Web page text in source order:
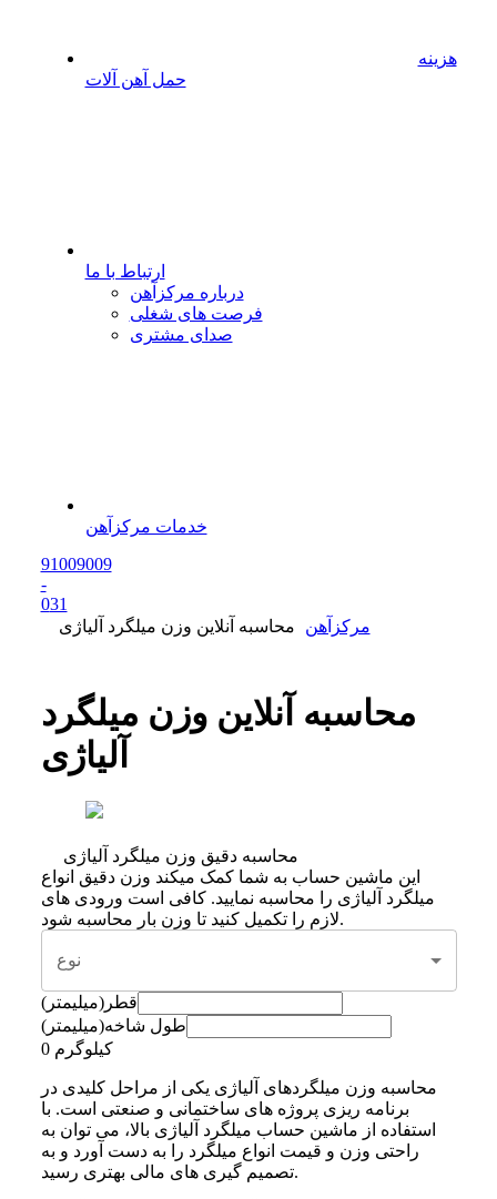
هزینه
حمل آهن آلات
ارتباط با ما
درباره مرکزآهن
فرصت های شغلی
صدای مشتری
خدمات مرکزآهن
91009009
-
031
مرکزآهن
محاسبه آنلاین وزن میلگرد آلیاژی
محاسبه آنلاین وزن میلگرد
آلیاژی
محاسبه دقیق وزن میلگرد آلیاژی
این ماشین حساب به شما کمک میکند وزن دقیق انواع
میلگرد آلیاژی را محاسبه نمایید. کافی است ورودی های
لازم را تکمیل کنید تا وزن بار محاسبه شود.
نوع
قطر(میلیمتر)
طول شاخه(میلیمتر)
0 کیلوگرم
محاسبه وزن میلگردهای آلیاژی یکی از مراحل کلیدی در
برنامه ریزی پروژه های ساختمانی و صنعتی است. با
استفاده از ماشین حساب میلگرد آلیاژی بالا، می توان به
راحتی وزن و قیمت انواع میلگرد را به ‌دست آورد و به
تصمیم‌ گیری‌ های مالی بهتری رسید.